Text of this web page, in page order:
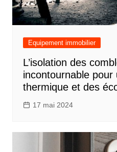
Equipement immobilier
L’isolation des
incontournable pour
thermique et des
17 mai 2024